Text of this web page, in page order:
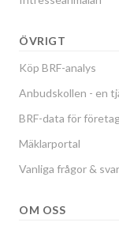
ÖVRIGT
Köp BRF-analys
Anbudskollen - en
BRF-data för
Mäklarportal
Vanliga frågor & svar
OM OSS